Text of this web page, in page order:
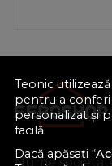
Teonic
pentru a
personalizat și
facilă.
Dacă apăsați “
Nume